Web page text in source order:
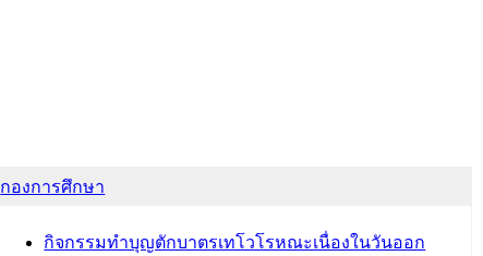
กองการศึกษา
กิจกรรมทำบุญตักบาตรเทโวโรหณะเนื่องในวันออก